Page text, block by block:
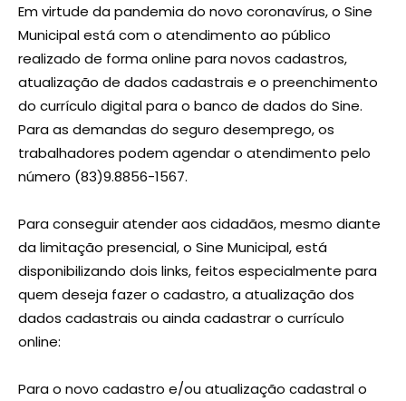
Em virtude da pandemia do novo coronavírus, o Sine
Municipal está com o atendimento ao público
realizado de forma online para novos cadastros,
atualização de dados cadastrais e o preenchimento
do currículo digital para o banco de dados do Sine.
Para as demandas do seguro desemprego, os
trabalhadores podem agendar o atendimento pelo
número (83)9.8856-1567.
Para conseguir atender aos cidadãos, mesmo diante
da limitação presencial, o Sine Municipal, está
disponibilizando dois links, feitos especialmente para
quem deseja fazer o cadastro, a atualização dos
dados cadastrais ou ainda cadastrar o currículo
online:
Para o novo cadastro e/ou atualização cadastral o